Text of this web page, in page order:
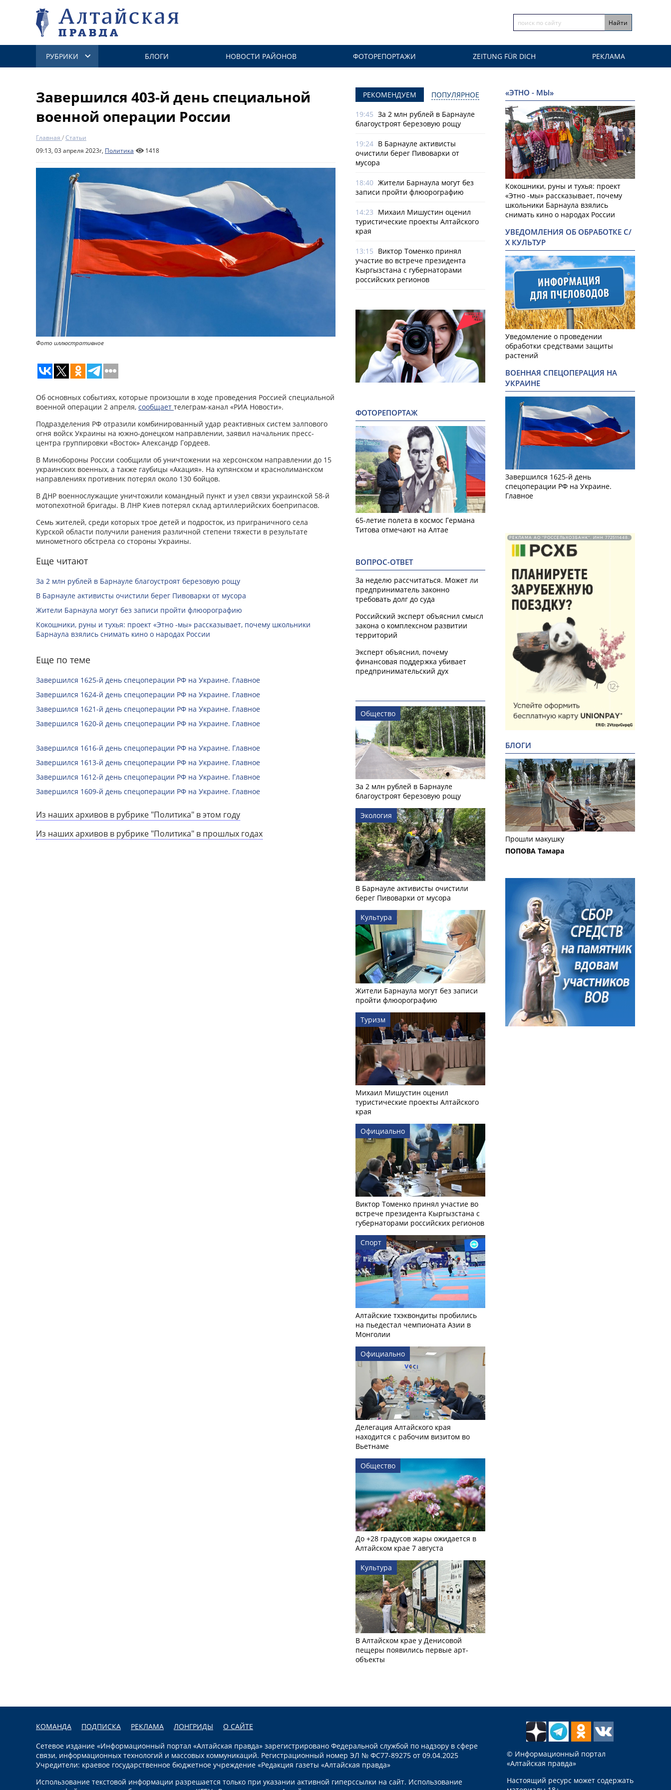
РУБРИКИ БЛОГИ НОВОСТИ РАЙОНОВ ФОТОРЕПОРТАЖИ ZEITUNG FÜR DICH РЕКЛАМА
Завершился 403-й день специальной
военной операции России
Главная /Статьи
09:13, 03 апреля 2023г, Политика 1418
Фото иллюстративное
Об основных событиях, которые произошли в ходе проведения Россией специальной
военной операции 2 апреля, сообщает телеграм-канал «РИА Новости».
Подразделения РФ отразили комбинированный удар реактивных систем залпового
огня войск Украины на южно-донецком направлении, заявил начальник пресс-
центра группировки «Восток» Александр Гордеев.
В Минобороны России сообщили об уничтожении на херсонском направлении до 15
украинских военных, а также гаубицы «Акация». На купянском и краснолиманском
направлениях противник потерял около 130 бойцов.
В ДНР военнослужащие уничтожили командный пункт и узел связи украинской 58-й
мотопехотной бригады. В ЛНР Киев потерял склад артиллерийских боеприпасов.
Семь жителей, среди которых трое детей и подросток, из приграничного села
Курской области получили ранения различной степени тяжести в результате
минометного обстрела со стороны Украины.
Еще читают
За 2 млн рублей в Барнауле благоустроят березовую рощу
В Барнауле активисты очистили берег Пивоварки от мусора
Жители Барнаула могут без записи пройти флюорографию
Кокошники, руны и тухья: проект «Этно -мы» рассказывает, почему школьники
Барнаула взялись снимать кино о народах России
Еще по теме
Завершился 1625-й день спецоперации РФ на Украине. Главное
Завершился 1624-й день спецоперации РФ на Украине. Главное
Завершился 1621-й день спецоперации РФ на Украине. Главное
Завершился 1620-й день спецоперации РФ на Украине. Главное
Завершился 1616-й день спецоперации РФ на Украине. Главное
Завершился 1613-й день спецоперации РФ на Украине. Главное
Завершился 1612-й день спецоперации РФ на Украине. Главное
Завершился 1609-й день спецоперации РФ на Украине. Главное
Из наших архивов в рубрике "Политика" в этом году
Из наших архивов в рубрике "Политика" в прошлых годах
РЕКОМЕНДУЕМ ПОПУЛЯРНОЕ
19:45 За 2 млн рублей в Барнауле
благоустроят березовую рощу
19:24 В Барнауле активисты
очистили берег Пивоварки от
мусора
18:40 Жители Барнаула могут без
записи пройти флюорографию
14:23 Михаил Мишустин оценил
туристические проекты Алтайского
края
13:15 Виктор Томенко принял
участие во встрече президента
Кыргызстана с губернаторами
российских регионов
ФОТОРЕПОРТАЖ
65-летие полета в космос Германа
Титова отмечают на Алтае
ВОПРОС-ОТВЕТ
За неделю рассчитаться. Может ли
предприниматель законно
требовать долг до суда
Российский эксперт объяснил смысл
закона о комплексном развитии
территорий
Эксперт объяснил, почему
финансовая поддержка убивает
предпринимательский дух
Общество
За 2 млн рублей в Барнауле
благоустроят березовую рощу
Экология
В Барнауле активисты очистили
берег Пивоварки от мусора
Культура
Жители Барнаула могут без записи
пройти флюорографию
Туризм
Михаил Мишустин оценил
туристические проекты Алтайского
края
Официально
Виктор Томенко принял участие во
встрече президента Кыргызстана с
губернаторами российских регионов
Спорт
Алтайские тхэквондиты пробились
на пьедестал чемпионата Азии в
Монголии
Официально
Делегация Алтайского края
находится с рабочим визитом во
Вьетнаме
Общество
До +28 градусов жары ожидается в
Алтайском крае 7 августа
Культура
В Алтайском крае у Денисовой
пещеры появились первые арт-
объекты
«ЭТНО - МЫ»
Кокошники, руны и тухья: проект
«Этно -мы» рассказывает, почему
школьники Барнаула взялись
снимать кино о народах России
УВЕДОМЛЕНИЯ ОБ ОБРАБОТКЕ С/
Х КУЛЬТУР
Уведомление о проведении
обработки средствами защиты
растений
ВОЕННАЯ СПЕЦОПЕРАЦИЯ НА
УКРАИНЕ
Завершился 1625-й день
спецоперации РФ на Украине.
Главное
РЕКЛАМА АО "РОССЕЛЬХОЗБАНК". ИНН 772511448.
БЛОГИ
Прошли макушку
ПОПОВА Тамара
КОМАНДА ПОДПИСКА РЕКЛАМА ЛОНГРИДЫ О САЙТЕ
Сетевое издание «Информационный портал «Алтайская правда» зарегистрировано Федеральной службой по надзору в сфере
связи, информационных технологий и массовых коммуникаций. Регистрационный номер ЭЛ № ФС77-89275 от 09.04.2025
Учредители: краевое государственное бюджетное учреждение «Редакция газеты «Алтайская правда»
Использование текстовой информации разрешается только при указании активной гиперссылки на сайт. Использование
© Информационный портал
«Алтайская правда»
Настоящий ресурс может содержать